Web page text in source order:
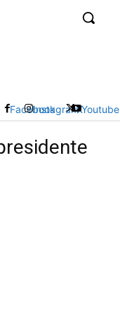
FacebookInstagramXYoutube